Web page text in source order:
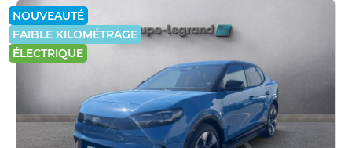
NOUVEAUTÉ
FAIBLE KILOMÉTRAGE
ÉLECTRIQUE